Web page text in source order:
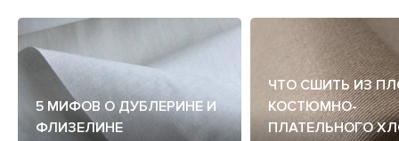
5 МИФОВ О ДУБЛЕРИНЕ И
ФЛИЗЕЛИНЕ
ЧТО СШИТЬ ИЗ
КОСТЮМНО-
ПЛАТЕЛЬНОГО